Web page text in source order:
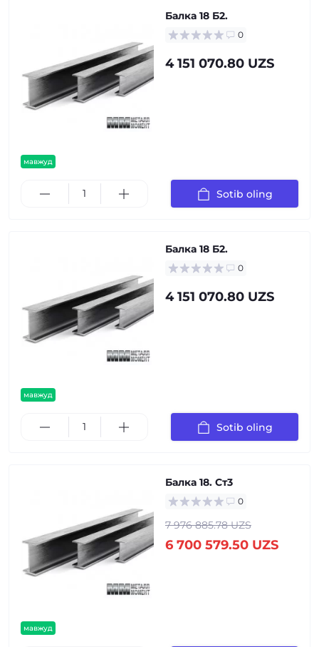
мавжуд
Балка 18 Б2.
0
4 151 070.80 UZS
Sotib oling
мавжуд
Балка 18 Б2.
0
4 151 070.80 UZS
Sotib oling
мавжуд
Балка 18. Ст3
0
7 976 885.78 UZS
6 700 579.50 UZS